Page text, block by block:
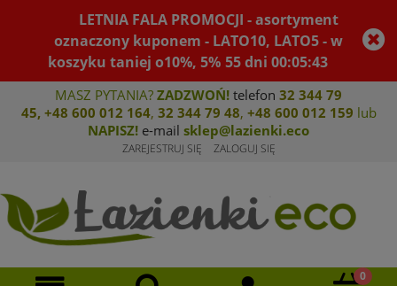
LETNIA FALA PROMOCJI - asortyment
oznaczony kuponem - LATO10, LATO5 - w
koszyku taniej o10%, 5% 55dni00:05:42
MASZ PYTANIA? ZADZWOŃ! telefon 32 344 79
45, +48 600 012 164, 32 344 79 48, +48 600 012 159 lub
NAPISZ! e-mail sklep@lazienki.eco
ZAREJESTRUJ SIĘ ZALOGUJ SIĘ